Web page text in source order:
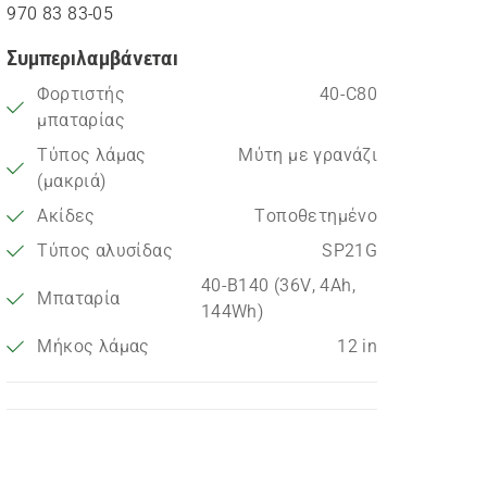
970 83 83‑05
Συμπεριλαμβάνεται
Φορτιστής
μπαταρίας
40-C80
Τύπος λάμας
(μακριά)
Μύτη με γρανάζι
Ακίδες
Τοποθετημένο
Τύπος αλυσίδας
SP21G
Μπαταρία
40-B140 (36V, 4Ah,
144Wh)
Μήκος λάμας
12 in